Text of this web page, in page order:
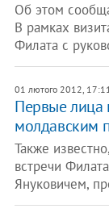
Об этом
В рамках
Филата с
01 лютого 2012,
Первые лица
молдавским
Также
встречи
Януковичем,